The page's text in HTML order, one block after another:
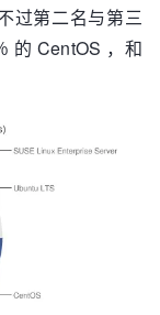
过第二名与第三
的 CentOS ，和